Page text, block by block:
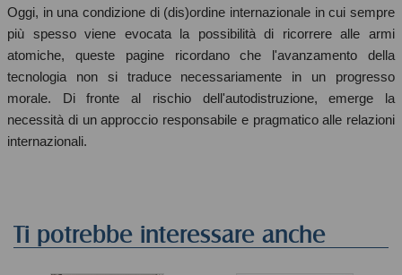
Oggi, in una condizione di (dis)ordine internazionale in cui sempre
più spesso viene evocata la possibilità di ricorrere alle armi
atomiche, queste pagine ricordano che l'avanzamento della
tecnologia non si traduce necessariamente in un progresso
morale. Di fronte al rischio dell'autodistruzione, emerge la
necessità di un approccio responsabile e pragmatico alle relazioni
internazionali.
Ti potrebbe interessare anche